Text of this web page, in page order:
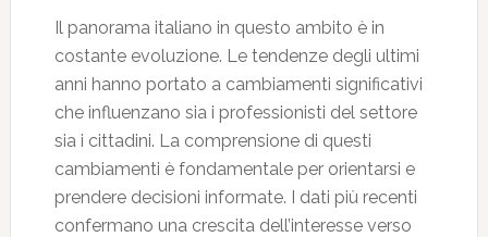
Il panorama italiano in questo ambito è in
costante evoluzione. Le tendenze degli ultimi
anni hanno portato a cambiamenti significativi
che influenzano sia i professionisti del settore
sia i cittadini. La comprensione di questi
cambiamenti è fondamentale per orientarsi e
prendere decisioni informate. I dati più recenti
confermano una crescita dell’interesse verso